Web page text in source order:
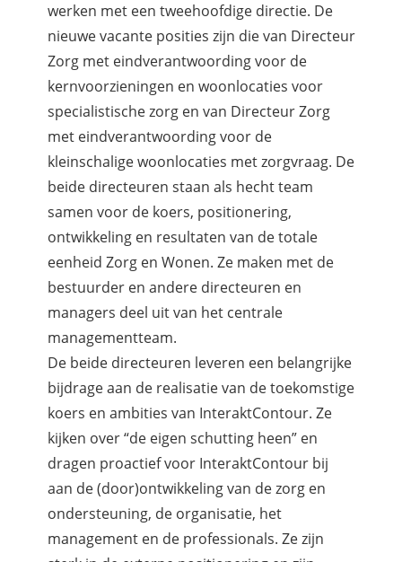
werken met een tweehoofdige directie. De
nieuwe vacante posities zijn die van Directeur
Zorg met eindverantwoording voor de
kernvoorzieningen en woonlocaties voor
specialistische zorg en van Directeur Zorg
met eindverantwoording voor de
kleinschalige woonlocaties met zorgvraag. De
beide directeuren staan als hecht team
samen voor de koers, positionering,
ontwikkeling en resultaten van de totale
eenheid Zorg en Wonen. Ze maken met de
bestuurder en andere directeuren en
managers deel uit van het centrale
managementteam.
De beide directeuren leveren een belangrijke
bijdrage aan de realisatie van de toekomstige
koers en ambities van InteraktContour. Ze
kijken over “de eigen schutting heen” en
dragen proactief voor InteraktContour bij
aan de (door)ontwikkeling van de zorg en
ondersteuning, de organisatie, het
management en de professionals. Ze zijn